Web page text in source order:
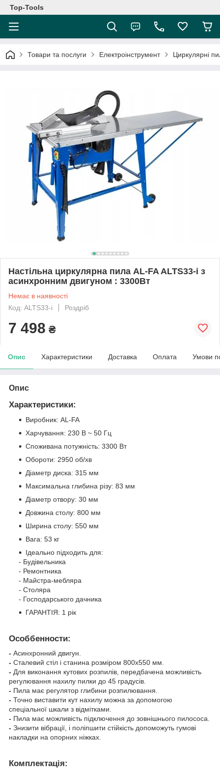
Top-Tools
Товари та послуги Електроінструмент Циркулярні
Настільна циркулярна пила AL-FA ALTS33-i з
асинхронним двигуном : 3300Вт
Немає в наявності
Код: ALTS33-i
Роздріб
7 498 ₴
Опис Характеристики Доставка Оплата Умови
Опис
Характеристики:
Виробник: AL-FA
Харчування: 230 В ~ 50 Гц
Споживана потужність: 3300 Вт
Обороти: 2950 об/хв
Діаметр диска: 315 мм
Максимальна глибина різу: 83 мм
Діаметр отвору: 30 мм
Довжина столу: 800 мм
Ширина столу: 550 мм
Вага: 53 кг
Ідеально підходить для:
- Будівельника
- Ремонтника
- Майстра-мебляра
- Столяра
- Господарського дачника
ГАРАНТІЯ: 1 рік
Особбенности:
- Асинхронний двигун.
- Сталевий стіл і станина розміром 800х550 мм.
- Для виконання кутових розпилів, передбачена можливість
регулювання нахилу пилки до 45 градусів.
- Пила має регулятор глибини розпилювання.
- Точно виставити кут нахилу можна за допомогою
спеціальної шкали з відмітками.
- Пила має можливість підключення до зовнішнього пилососа.
- Знизити вібрації, і поліпшити стійкість допоможуть гумові
накладки на опорних ніжках.
Комплектація: